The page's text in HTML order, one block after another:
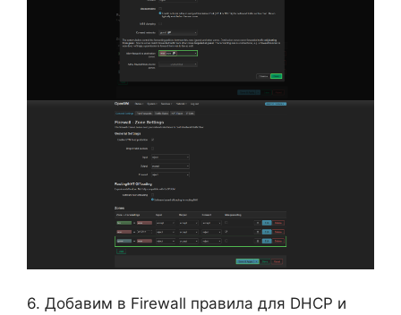
6. Добавим в Firewall правила для DHCP и